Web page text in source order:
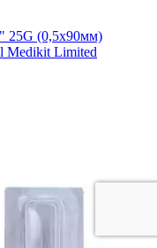
25G (0,5x90мм)
Medikit Limited